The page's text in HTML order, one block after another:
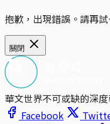
抱歉，出現錯誤。請再試
關閉
華文世界不可或缺的深
Facebook